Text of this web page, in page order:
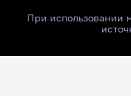
При использовании